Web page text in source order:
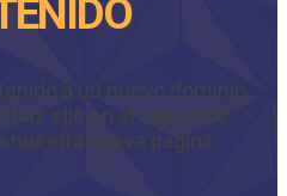
a un nuevo dominio,
haz clic en el siguiente
nuestra nueva página.